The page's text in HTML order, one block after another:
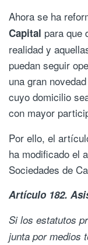
Ahora se ha
Capital para que
realidad y
puedan seguir
una gran
cuyo domicilio
con mayor
Por ello, el
ha modificado el
Sociedades de
Artículo 182.
Si los estatutos
junta por medios